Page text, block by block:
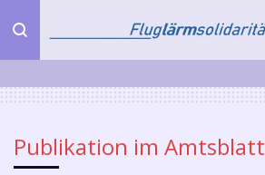
Zum
Hauptinhalt
springen
Publikation im Amtsblatt